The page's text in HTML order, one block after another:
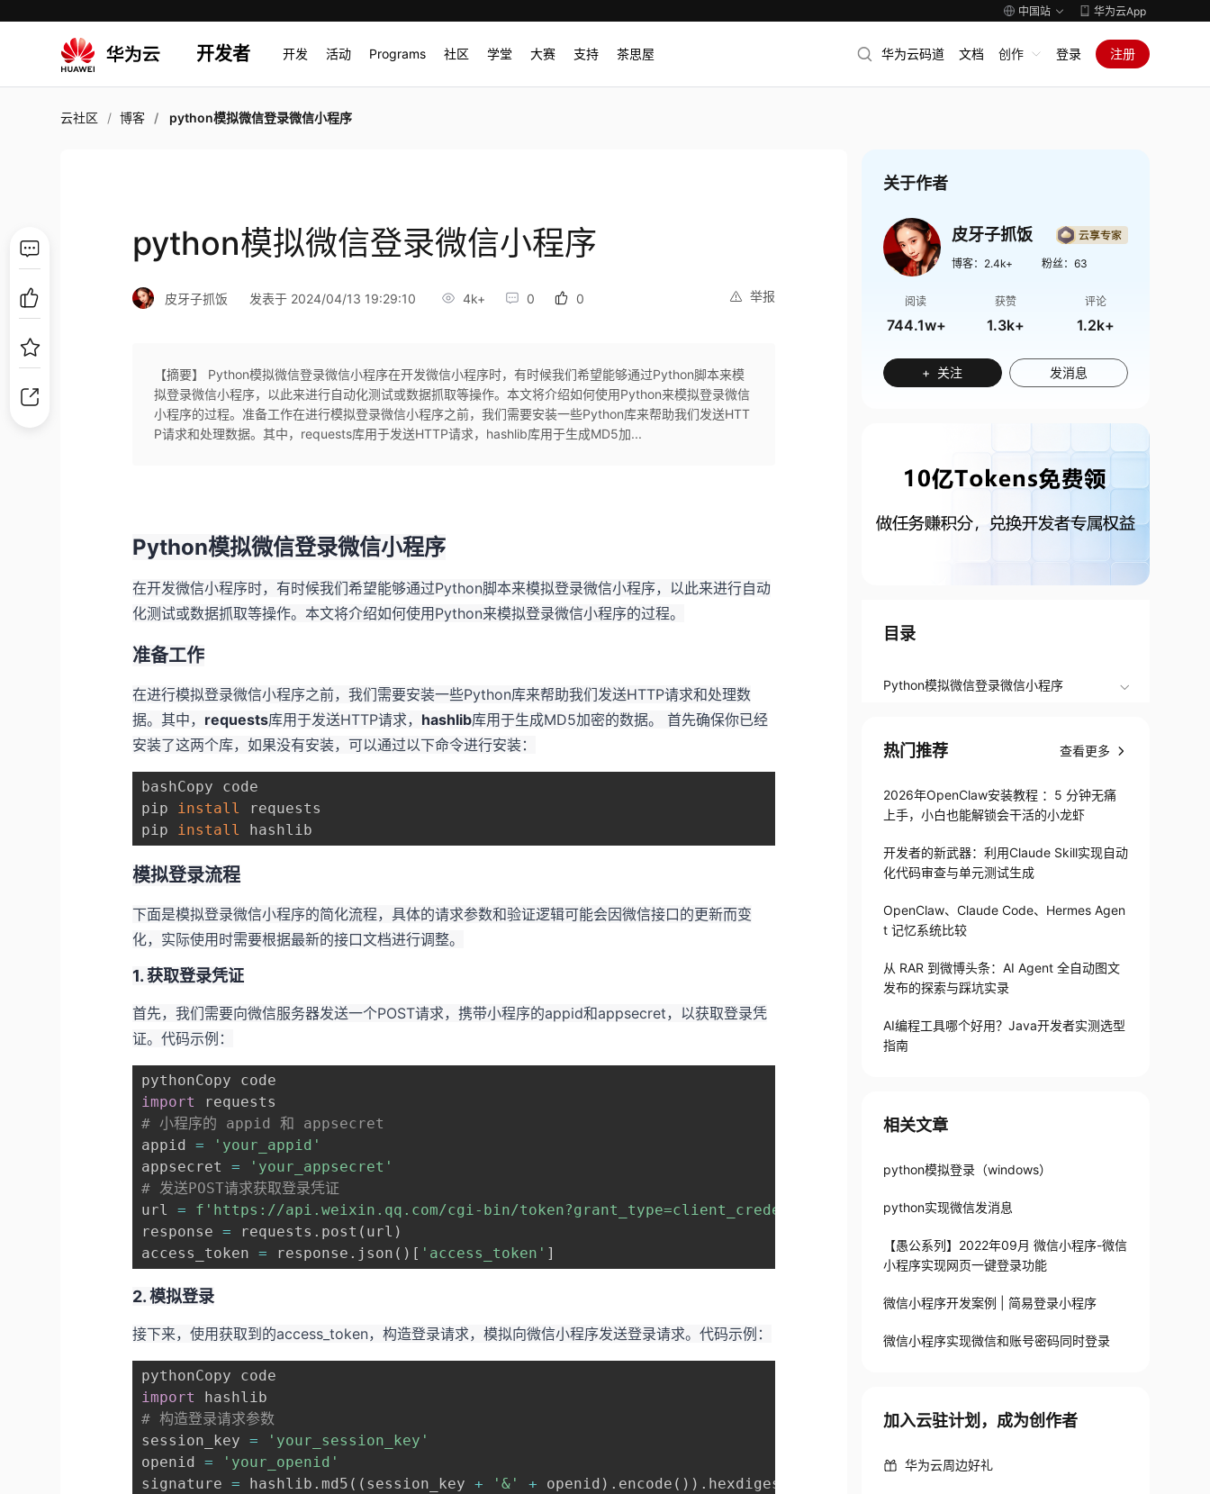
中国站 华为云App
开发者 开发 活动 Programs 社区 学堂 大赛 支持 茶思屋 华为云码道 文档 创作 登录 注册
云社区 博客 python模拟微信登录微信小程序
python模拟微信登录微信小程序
举报
皮牙子抓饭 发表于 2024/04/13 19:29:10 4k+ 0 0
【摘要】 Python模拟微信登录微信小程序在开发微信小程序时，有时候我们希望能够通过Python脚本来模
拟登录微信小程序，以此来进行自动化测试或数据抓取等操作。本文将介绍如何使用Python来模拟登录微信
小程序的过程。准备工作在进行模拟登录微信小程序之前，我们需要安装一些Python库来帮助我们发送HTT
P请求和处理数据。其中，requests库用于发送HTTP请求，hashlib库用于生成MD5加...
Python模拟微信登录微信小程序
在开发微信小程序时，有时候我们希望能够通过Python脚本来模拟登录微信小程序，以此来进行自动
化测试或数据抓取等操作。本文将介绍如何使用Python来模拟登录微信小程序的过程。
准备工作
在进行模拟登录微信小程序之前，我们需要安装一些Python库来帮助我们发送HTTP请求和处理数
据。其中， requests库用于发送HTTP请求， hashlib库用于生成MD5加密的数据。 首先确保你已经
安装了这两个库，如果没有安装，可以通过以下命令进行安装：
bashCopy code
pip install
requests
pip install hashlib
模拟登录流程
下面是模拟登录微信小程序的简化流程，具体的请求参数和验证逻辑可能会因微信接口的更新而变
化，实际使用时需要根据最新的接口文档进行调整。
1. 获取登录凭证
首先，我们需要向微信服务器发送一个POST请求，携带小程序的appid和appsecret，以获取登录凭
证。代码示例：
import
# 小程序的 appid 和 appsecret
appid =
'your_appid'
appsecret =
'your_appsecret'
# 发送POST请求获取登录凭证
url = f'https://api.weixin.qq.com/cgi-bin/token?grant_type=client_credential&appid={appid}&secret=
response = requests . post ( url )
access_token = response . json ( ) [ 'access_token' ]
2. 模拟登录
接下来，使用获取到的access_token，构造登录请求，模拟向微信小程序发送登录请求。代码示例：
import
# 构造登录请求参数
session_key =
'your_session_key'
openid =
'your_openid'
signature = hashlib . md5 ( ( session_key + '&' + openid ) . encode ( ) ) . hexdigest
关于作者
皮牙子抓饭
博客： 2.4k+ 粉丝： 63
阅读
744.1w+
获赞
1.3k+
评论
1.2k+
+ 关注 发消息
目录
Python模拟微信登录微信小程序
热门推荐 查看更多
2026年OpenClaw安装教程 ：5 分钟无痛
上手，小白也能解锁会干活的小龙虾
开发者的新武器：利用Claude Skill实现自动
化代码审查与单元测试生成
OpenClaw、Claude Code、Hermes Agen
t 记忆系统比较
从 RAR 到微博头条：AI Agent 全自动图文
发布的探索与踩坑实录
AI编程工具哪个好用？Java开发者实测选型
指南
相关文章
python模拟登录（windows）
python实现微信发消息
【愚公系列】2022年09月 微信小程序-微信
小程序实现网页一键登录功能
微信小程序开发案例 | 简易登录小程序
微信小程序实现微信和账号密码同时登录
加入云驻计划，成为创作者
华为云周边好礼